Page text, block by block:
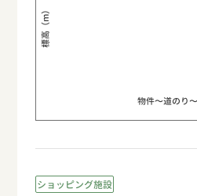
標高（m）
物件〜道のり
ショッピング施設